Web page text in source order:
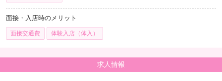
面接・入店時のメリット
面接交通費 体験入店（体入）
求人情報